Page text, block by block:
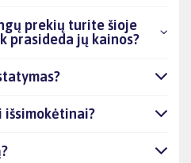
prekių turite šioje
prasideda jų kainos?